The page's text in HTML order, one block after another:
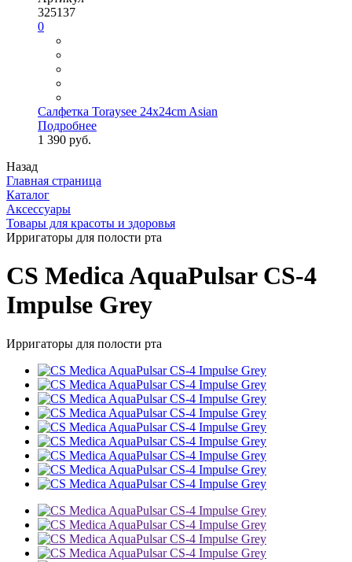
325137
0
Салфетка Toraysee 24x24cm Asian
Подробнее
1 390 руб.
Назад
Главная страница
Каталог
Аксессуары
Товары для красоты и здоровья
Ирригаторы для полости рта
CS Medica AquaPulsar CS-4
Impulse Grey
Ирригаторы для полости рта